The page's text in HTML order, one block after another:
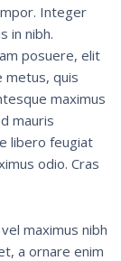
Integer
in nibh.
posuere, elit
metus, quis
maximus
mauris
libero feugiat
odio. Cras
maximus nibh
a ornare enim